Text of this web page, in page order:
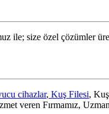
ile; size özel çözümler
cihazlar, Kuş Filesi, Kuş
veren Fırmamız,